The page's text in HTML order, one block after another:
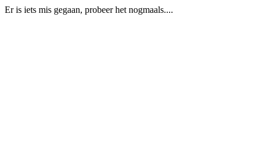
Er is iets mis gegaan, probeer het nogmaals....